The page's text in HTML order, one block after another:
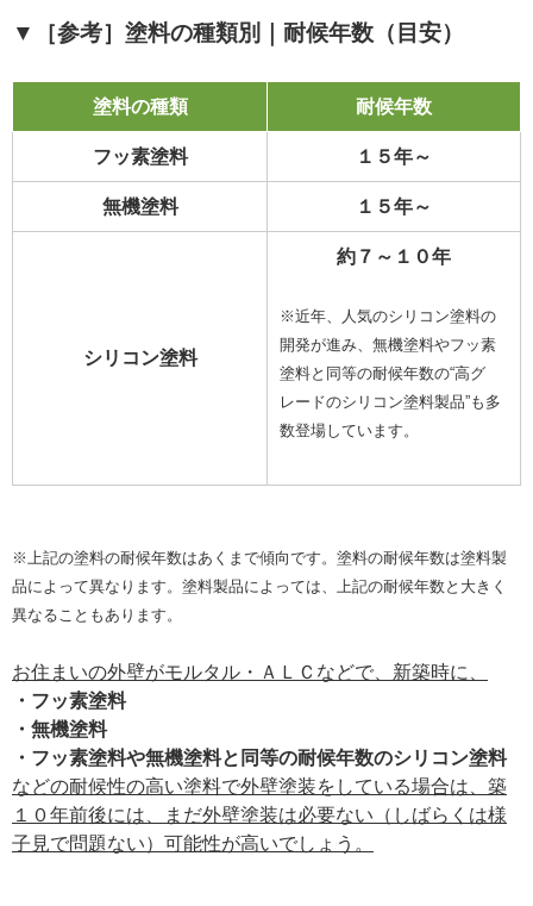
▼［参考］塗料の種類別｜耐候年数（目安）
塗料の種類 耐候年数
フッ素塗料 １５年～
無機塗料 １５年～
シリコン塗料
約７～１０年
※近年、人気のシリコン塗料の
開発が進み、無機塗料やフッ素
塗料と同等の耐候年数の“高グ
レードのシリコン塗料製品”も多
数登場しています。
※上記の塗料の耐候年数はあくまで傾向です。塗料の耐候年数は塗料製
品によって異なります。塗料製品によっては、上記の耐候年数と大きく
異なることもあります。
お住まいの外壁がモルタル・ＡＬＣなどで、新築時に、
・フッ素塗料
・無機塗料
・フッ素塗料や無機塗料と同等の耐候年数のシリコン塗料
などの耐候性の高い塗料で外壁塗装をしている場合は、築
１０年前後には、まだ外壁塗装は必要ない（しばらくは様
子見で問題ない）可能性が高いでしょう。